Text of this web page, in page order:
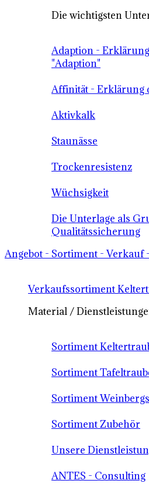
Die wichtigsten
Adaption -
"Adaption"
Affinität - Erklärung
Aktivkalk
Staunässe
Trockenresistenz
Wüchsigkeit
Die Unterlage als
Qualitätssicherung
Angebot - Sortiment - Verkauf
Verkaufssortiment
Material /
Sortiment
Sortiment
Sortiment
Sortiment Zubehör
Unsere
ANTES - Consulting